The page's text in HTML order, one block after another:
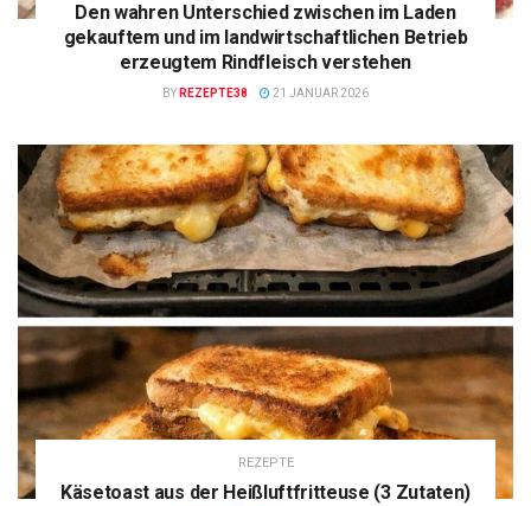
Den wahren Unterschied zwischen im Laden
gekauftem und im landwirtschaftlichen Betrieb
erzeugtem Rindfleisch verstehen
BY REZEPTE38 21 JANUAR 2026
REZEPTE
Käsetoast aus der Heißluftfritteuse (3 Zutaten)